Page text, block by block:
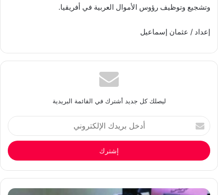
وتشجيع وتوظيف رؤوس الأموال العربية في أفريقيا.
إعداد / عثمان إسماعيل
ليصلك كل جديد أشترك في القائمة البريدية
أدخل
بريدك
الإلكتروني